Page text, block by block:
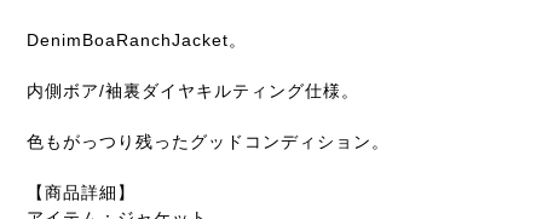
DenimBoaRanchJacket。
内側ボア/袖裏ダイヤキルティング仕様。
色もがっつり残ったグッドコンディション。
【商品詳細】